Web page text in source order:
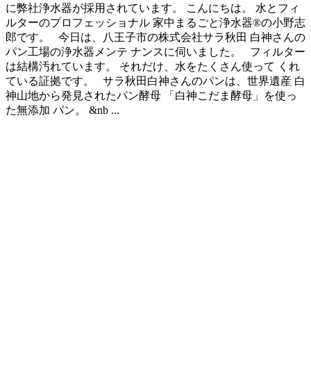
に弊社浄水器が採用されています。 こんにちは。 水とフィ
ルターのプロフェッショナル 家中まるごと浄水器®の小野志
郎です。 今日は、八王子市の株式会社サラ秋田 白神さんの
パン工場の浄水器メンテ ナンスに伺いました。 フィルター
は結構汚れています。 それだけ、水をたくさん使って くれ
ている証拠です。 サラ秋田白神さんのパンは、世界遺産 白
神山地から発見されたパン酵母 「白神こだま酵母」を使っ
た無添加 パン。 &nb ...